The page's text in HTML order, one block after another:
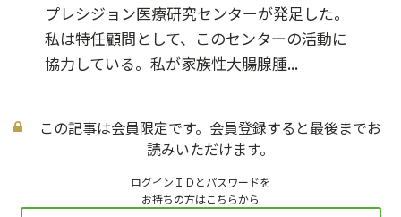
プレシジョン医療研究センターが発足した。
私は特任顧問として、このセンターの活動に
協力している。私が家族性大腸腺腫...
この記事は会員限定です。会員登録すると最後までお
読みいただけます。
ログインＩＤとパスワードを
お持ちの方はこちらから